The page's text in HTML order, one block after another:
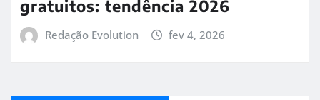
gratuitos: tendência 2026
Redação Evolution fev 4, 2026